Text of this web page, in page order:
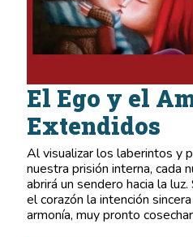
El Ego y el
Extendidos
Al visualizar los laberintos y
nuestra prisión interna, cada
abrirá un sendero hacia la
el corazón la intención
armonía, muy pronto